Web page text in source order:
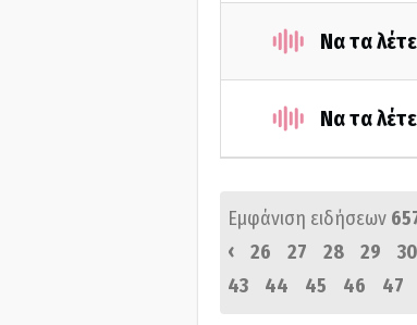
Να τα
Να τα
Εμφάνιση ειδήσεων
‹
26 27 28 29 30
43
44 45 46 47